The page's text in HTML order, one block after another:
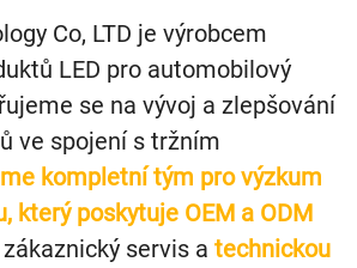
Co, LTD je výrobcem
LED pro automobilový
se na vývoj a zlepšování
ve spojení s tržním
kompletní tým pro výzkum
který poskytuje OEM a ODM
servis a technickou